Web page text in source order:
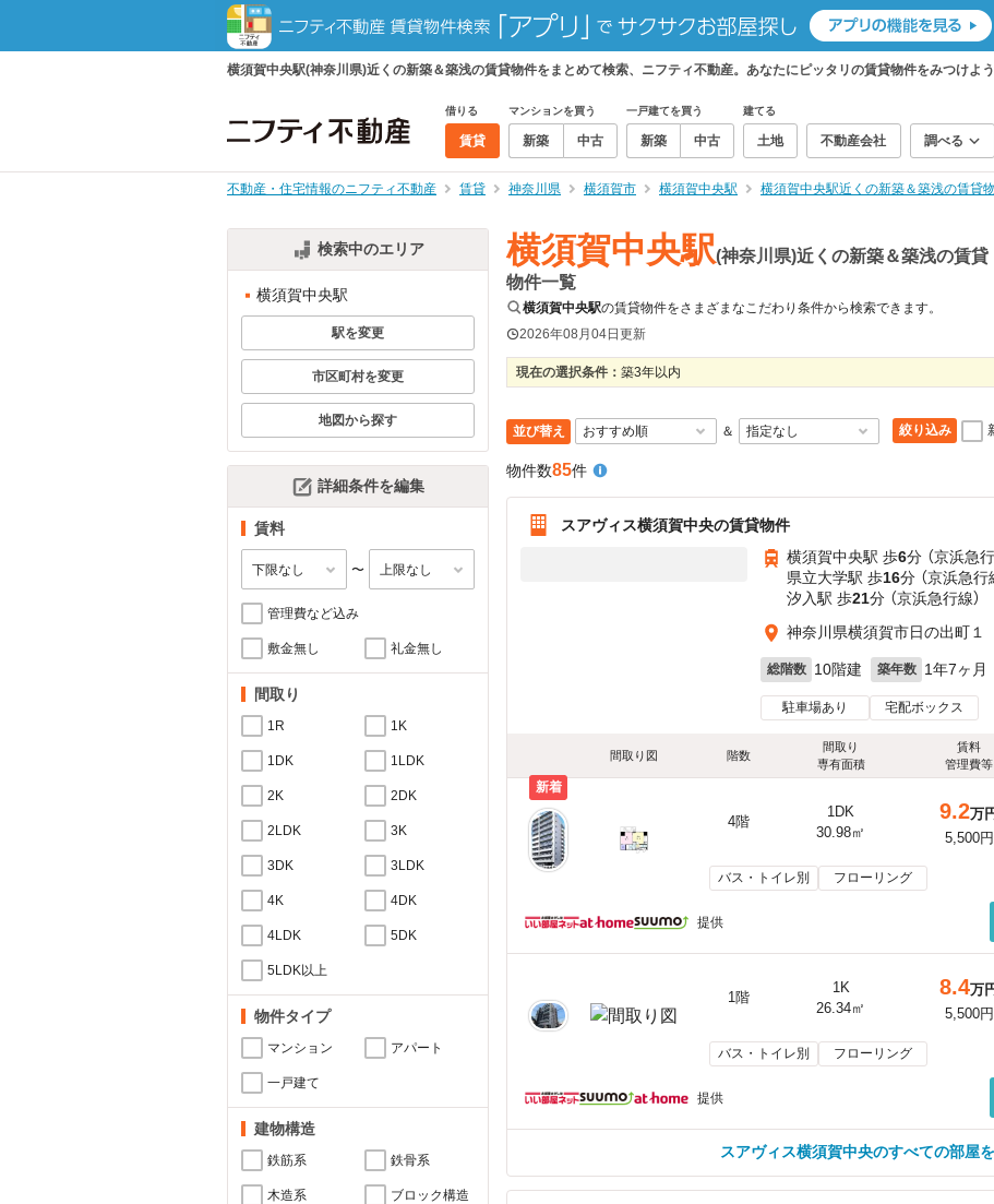
横須賀中央駅(神奈川県)近くの新築＆築浅の賃貸物件をまとめて検索、ニフティ不動産。あなたにピッタリの賃貸物件をみつけよう
借りる
賃貸
マンションを買う
新築 中古
一戸建てを買う
新築 中古
建てる
土地 不動産会社 調べる
不動産・住宅情報のニフティ不動産 賃貸 神奈川県 横須賀市 横須賀中央駅 横須賀中央駅近くの新築＆築浅の賃貸
検索中のエリア
横須賀中央駅
駅を変更
市区町村を変更
地図から探す
詳細条件を編集
賃料
〜
管理費など込み
敷金無し 礼金無し
間取り
1R 1K
1DK 1LDK
2K 2DK
2LDK 3K
3DK 3LDK
4K 4DK
4LDK 5DK
5LDK以上
物件タイプ
マンション アパート
一戸建て
建物構造
鉄筋系 鉄骨系
木造系 ブロック構造
横須賀中央駅(神奈川県)近くの新築＆築浅の賃貸
物件一覧
横須賀中央駅の賃貸物件をさまざまなこだわり条件から検索できます。
2026年08月04日更新
現在の選択条件： 築3年以内
並び替え ＆ 絞り込み
物件数85件
スアヴィス横須賀中央の賃貸物件
横須賀中央駅 歩6分 （京浜急行
県立大学駅 歩16分 （京浜急行
汐入駅 歩21分 （京浜急行線）
神奈川県横須賀市日の出町１
総階数 10階建 築年数 1年7ヶ月
駐車場あり 宅配ボックス
間取り図 階数
間取り
専有面積
賃料
管理費等
新着
4階
1DK
30.98㎡
9.2万
5,500円
バス・トイレ別 フローリング
提供
1階
1K
26.34㎡
8.4万
5,500円
バス・トイレ別 フローリング
提供
スアヴィス横須賀中央のすべての部屋